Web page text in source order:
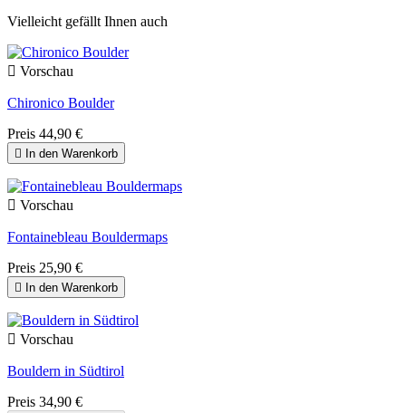
Vielleicht gefällt Ihnen auch
 Vorschau
Chironico Boulder
Preis 44,90 €
 In den Warenkorb
 Vorschau
Fontainebleau Bouldermaps
Preis 25,90 €
 In den Warenkorb
 Vorschau
Bouldern in Südtirol
Preis 34,90 €